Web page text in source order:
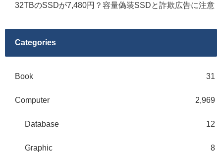
32TBのSSDが7,480円？容量偽装SSDと詐欺広告に注意
Categories
Book 31
Computer 2,969
Database 12
Graphic 8